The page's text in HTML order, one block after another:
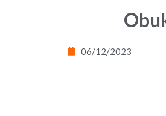
06/12/2023